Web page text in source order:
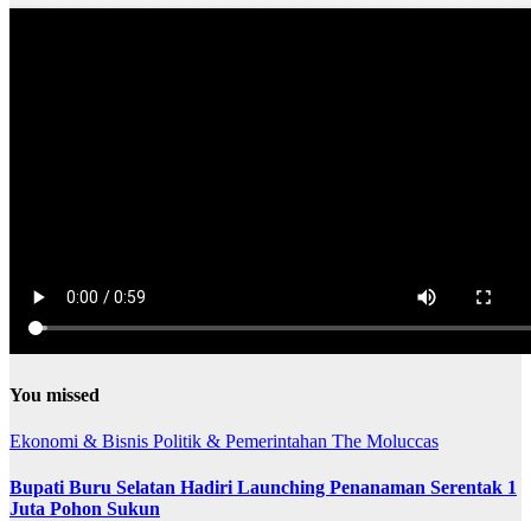
You missed
Ekonomi & Bisnis Politik & Pemerintahan The Moluccas
Bupati Buru Selatan Hadiri Launching Penanaman Serentak 1
Juta Pohon Sukun